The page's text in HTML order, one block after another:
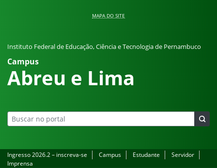
MAPA DO SITE
Instituto Federal de Educação, Ciência e Tecnologia de Pernambuco
Campus
Abreu e Lima
Ingresso 2026.2 – inscreva-se Campus Estudante
Servidor
Imprensa